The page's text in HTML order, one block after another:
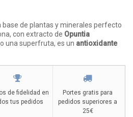
de plantas y minerales perfecto
con extracto de Opuntia
una superfruta, es un antioxidante
de fidelidad en
tus pedidos
Portes gratis para
pedidos superiores a
25€